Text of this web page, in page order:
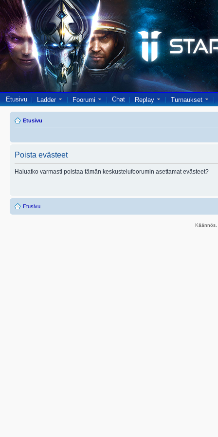
Etusivu Ladder Foorumi Chat Replay Turnaukset
Etusivu
Poista evästeet
Haluatko varmasti poistaa tämän keskustelufoorumin asettamat evästeet?
Etusivu